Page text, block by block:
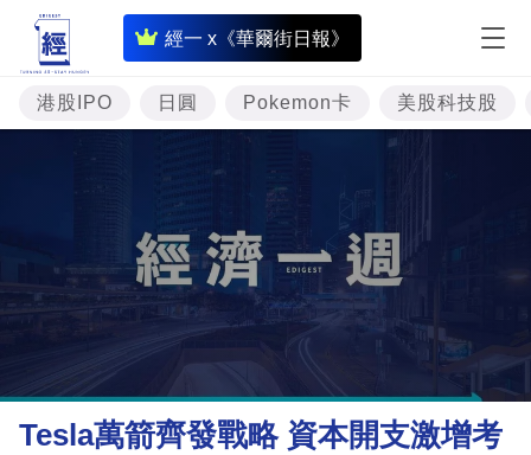
經一 x《華爾街日報》
即
時
財
經
投
資
理
財
港股IPO 日圓 Pokemon卡 美股科技股
Tesla萬箭齊發戰略 資本開支激增考